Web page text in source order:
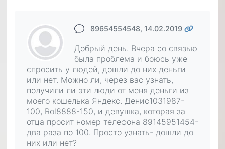
89654554548, 14.02.2019
Добрый день. Вчера со связью
была проблема и боюсь уже
спросить у людей, дошли до них деньги
или нет. Можно ли, через вас узнать,
получили ли эти люди от меня деньги из
моего кошелька Яндекс. Денис1031987-
100, Rol8888-150, и девушка, которая за
отца просит номер телефона 89145951454-
два раза по 100. Просто узнать- дошли до
них или нет?